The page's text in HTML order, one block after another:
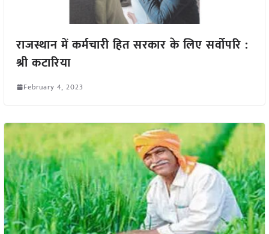
राजस्थान में कर्मचारी हित सरकार के लिए सर्वोपरि :
श्री कटारिया
February 4, 2023